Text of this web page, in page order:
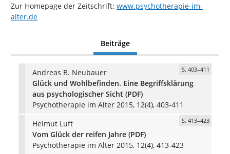
Zur Homepage der Zeitschrift: www.psychotherapie-im-
alter.de
Beiträge
Andreas B. Neubauer S. 403–411
Glück und Wohlbefinden. Eine Begriffsklärung
aus psychologischer Sicht (PDF)
Psychotherapie im Alter 2015, 12(4), 403-411
Helmut Luft
S. 413–423
Vom Glück der reifen Jahre (PDF)
Psychotherapie im Alter 2015, 12(4), 413-423